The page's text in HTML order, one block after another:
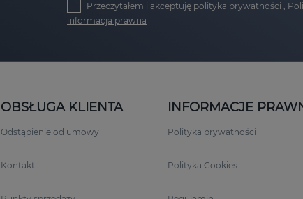
Przeczytałem i akceptuję polityka prywatności ,
informacja prawna
OBSŁUGA KLIENTA
Odstąpienie od umowy
Kontakt
INFORMACJE
Polityka prywatności
Polityka Cookies